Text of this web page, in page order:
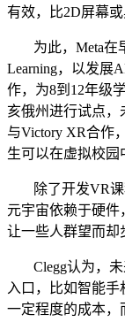
有效，比2D屏幕或
为此，Meta在
Learning，以发展
作，为8到12年级
亥俄州进行试点，
与Victory XR合作
生可以在虚拟校园
除了开发VR
元宇宙依赖于硬
让一些人群望而却
Clegg认为，
入口，比如智能
一定程度的成本，